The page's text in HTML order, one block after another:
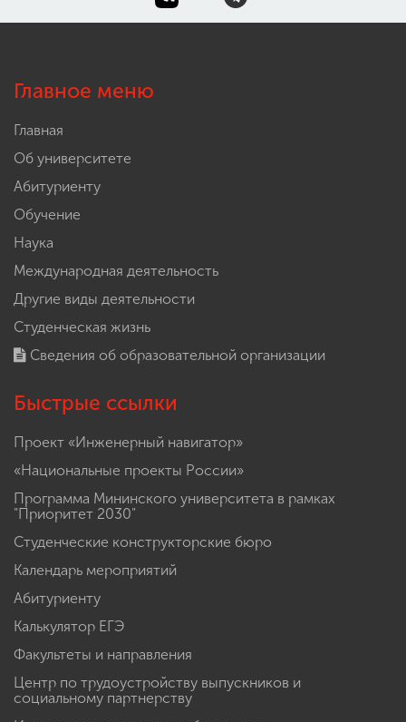
Главное меню
Главная
Об университете
Абитуриенту
Обучение
Наука
Международная деятельность
Другие виды деятельности
Студенческая жизнь
Сведения об образовательной организации
Быстрые ссылки
Проект «Инженерный навигатор»
«Национальные проекты России»
Программа Мининского университета в рамках
"Приоритет 2030"
Студенческие конструкторские бюро
Календарь мероприятий
Абитуриенту
Калькулятор ЕГЭ
Факультеты и направления
Центр по трудоустройству выпускников и
социальному партнерству